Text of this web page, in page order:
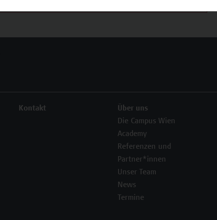
Über uns
Die Campus Wien
Academy
Referenzen und
Partner*innen
Unser Team
News
Termine
Kontakt